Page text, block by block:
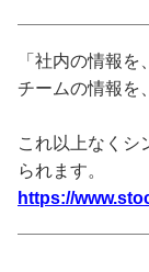
「社内の情報を
チームの情報を
これ以上なくシ
られます。
https://